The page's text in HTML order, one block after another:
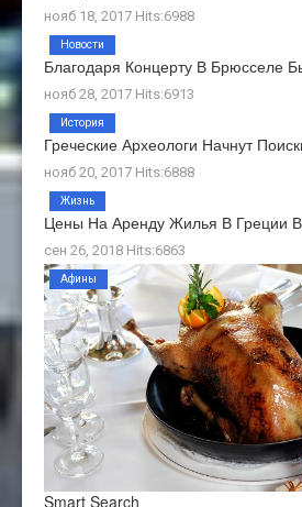
нояб 18, 2017 Hits:6988
Благодаря Концерту В Брюсселе
нояб 28, 2017 Hits:6913
Новости
Греческие Археологи Начнут
нояб 20, 2017 Hits:6888
История
Цены На Аренду Жилья В Греции
сен 26, 2018 Hits:6863
Жизнь
Smart Search
Афины